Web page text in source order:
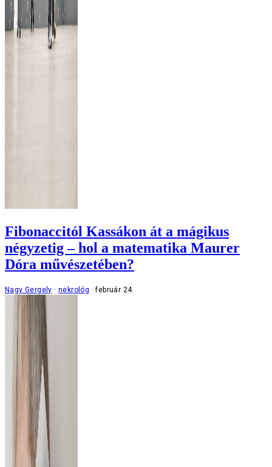
Fibonaccitól Kassákon át a mágikus
négyzetig – hol a matematika Maurer
Dóra művészetében?
Nagy Gergely nekrológ február 24.